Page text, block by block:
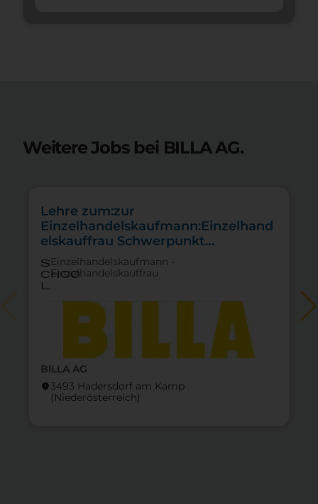
Weitere Jobs bei BILLA AG.
BILLA AG
location_on3493 Hadersdorf am Kamp
(Nieder­österreich)
Lehre zum:zur
Einzelhandelskaufmann:Einzelhand
elskauffrau Schwerpunkt
Feinkostfachverkauf
s
choo
l
Einzelhandelskaufmann -
Einzelhandelskauffrau